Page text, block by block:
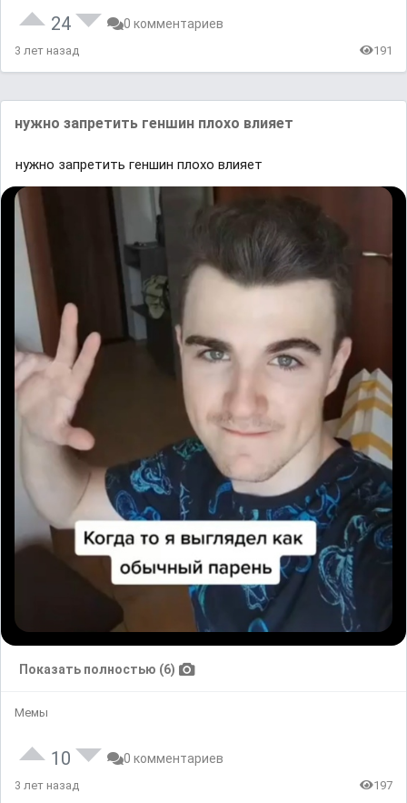
24 0 комментариев
3 лет назад 191
нужно запретить геншин плохо влияет
нужно запретить геншин плохо влияет
Показать полностью (6)
Мемы
10 0 комментариев
3 лет назад 197